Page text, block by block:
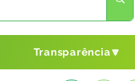
Transparência🔽